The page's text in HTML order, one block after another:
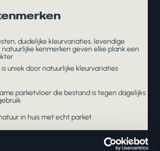
duidelijke kleurvariaties, levendige
kenmerken geven elke plank een
is uniek door natuurlijke kleurvariaties
parketvloer die bestand is tegen dagelijks
in huis met echt parket